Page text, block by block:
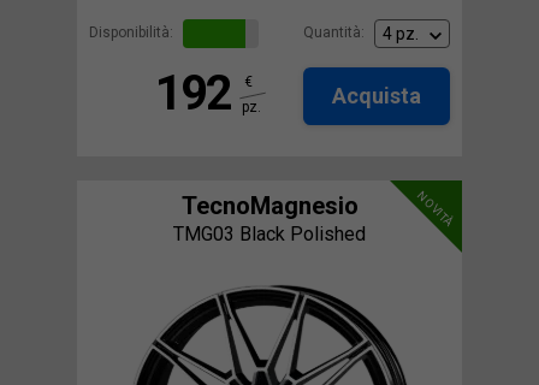
Disponibilità: Quantità:
192
€
pz.
Acquista
NOVITÀ
TecnoMagnesio
TMG03 Black Polished